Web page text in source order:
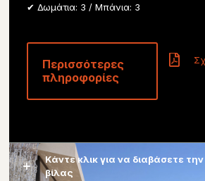
✔ Δωμάτια: 3 / Μπάνια: 3
Περισσότερες
πληροφορίες
Κάντε κλικ για να διαβάσετε
βίλας